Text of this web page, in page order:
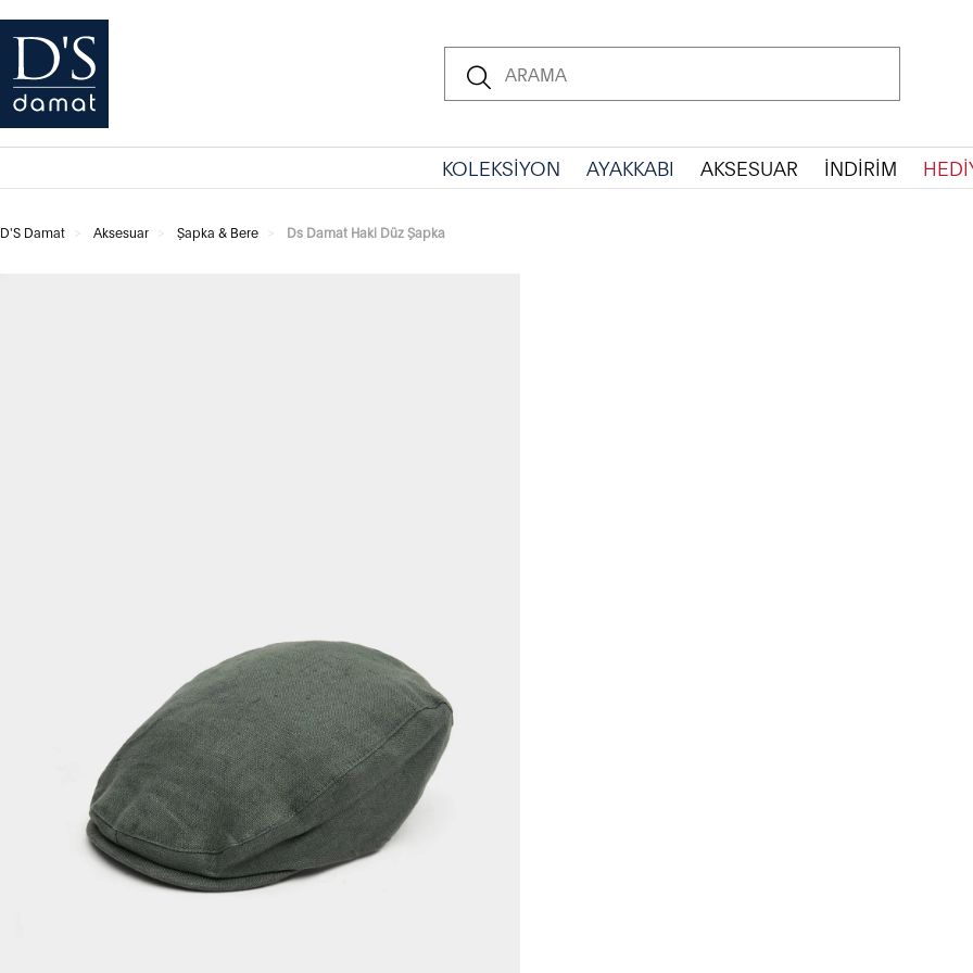
KOLEKSİYON AYAKKABI AKSESUAR İNDİRİM
D'S Damat Aksesuar Şapka & Bere Ds Damat Haki Düz Şapka